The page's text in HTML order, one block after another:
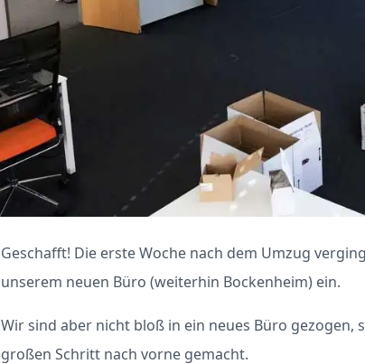
Geschafft! Die erste Woche nach dem Umzug
unserem neuen Büro (weiterhin Bockenheim) ein.
Wir sind aber nicht bloß in ein neues Büro gezogen,
großen Schritt nach vorne gemacht.